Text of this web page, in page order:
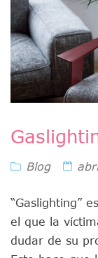
Blog
“Gaslighting”
el que la
dudar de su